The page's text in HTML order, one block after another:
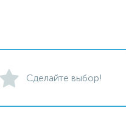
Сделайте выбор!